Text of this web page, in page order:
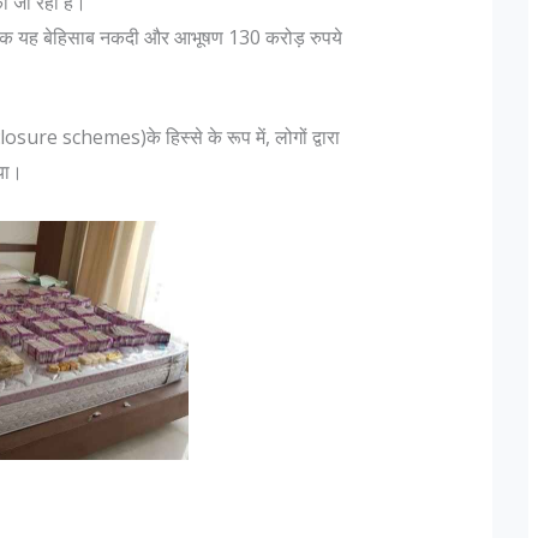
यह बेहिसाब नकदी और आभूषण 130 करोड़ रुपये
schemes)के हिस्से के रूप में, लोगों द्वारा
उन के पदचिन्हों के बारे
अनुसार "एक फ़ौजी का
यह तो एक ऑफिसर होता
पर आगे बढ़ते हुए Lt Gen P
"Rank is earned...